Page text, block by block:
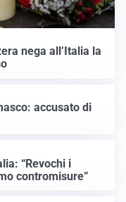
nega all’Italia la
accusato di
“Revochi i
contromisure”